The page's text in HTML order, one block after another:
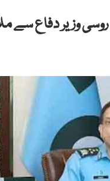
وزیر دفاع سے